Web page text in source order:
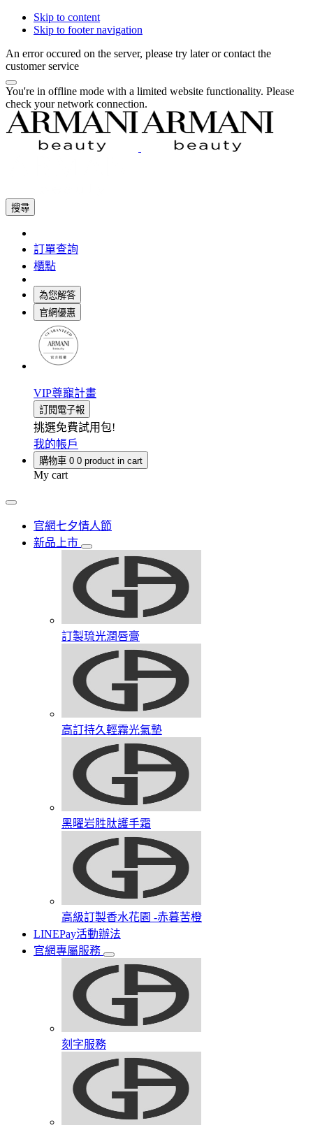
Skip to content
Skip to footer navigation
An error occured on the server, please try later or contact the
customer service
You're in offline mode with a limited website functionality. Please
check your network connection.
搜尋
訂單查詢
櫃點
為您解答
官網優惠
VIP尊寵計畫
訂閱電子報
挑選免費試用包!
我的帳戶
購物車 0 0 product in cart
My cart
官網七夕情人節
新品上市
訂製琉光潤唇膏​
高訂持久輕霧光氣墊
黑曜岩胜肽護手霜​
高級訂製香水花園​ -赤暮苦橙
LINEPay活動辦法
官網專屬服務
刻字服務